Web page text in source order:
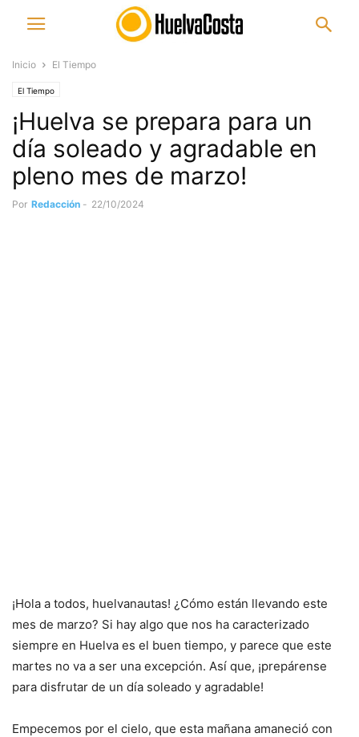
Inicio El Tiempo
El Tiempo
¡Huelva se prepara para un
día soleado y agradable en
pleno mes de marzo!
Por Redacción - 22/10/2024
¡Hola a todos, huelvanautas! ¿Cómo están llevando este
mes de marzo? Si hay algo que nos ha caracterizado
siempre en Huelva es el buen tiempo, y parece que este
martes no va a ser una excepción. Así que, ¡prepárense
para disfrutar de un día soleado y agradable!
Empecemos por el cielo, que esta mañana amaneció con